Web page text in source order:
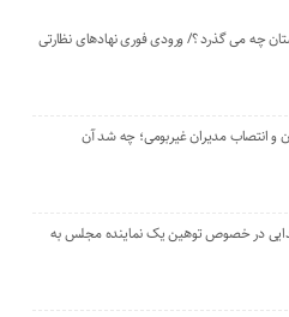
چه می گذرد ؟/ ورودی فوری نهادهای نظارتی
و انتصاب مدیران غیربومی؛ چه شد آن
در خصوص توهین یک نماینده مجلس به